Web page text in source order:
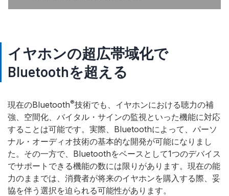
イヤホンの超広帯域化で
Bluetoothを超える
現在のBluetooth®技術でも、イヤホンにおける聴力の補
強、空間化、バイタル・サインの監視といった機能に対応
することは可能です。実際、Bluetoothによって、パーソ
ナル・オーディオ技術の基本的な開発が可能になりまし
た。その一方で、Bluetoothをベースとして1つのデバイス
でサポートできる機能の数には限りがあります。現在の能
力のままでは、消費者が将来のイヤホンを購入する際、妥
協を伴う選択を迫られる可能性があります。